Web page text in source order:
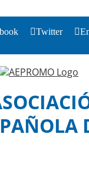
Twitter